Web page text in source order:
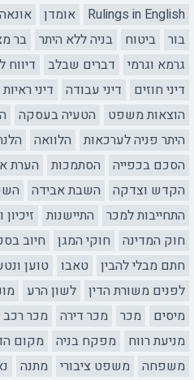
Rulings in English אומדן אונאה
בור
ביטוח בניה ללא היתר בר
גרמא וגרמי
דברים שבלב דיווח
דיני חוזים
דיני עבודה דיני ראיות
הוצאות משפט
הטעיה בעסקה
היתר פניה לערכאות
הלוואה
הסכם בכפייה
הסתמכות הערת
הקדש וצדקה
השבת אבידה
התחייבות למכר
התיישנות זיכיון
חוק המדינה
חוקי המגן
חיוב
חתם מבלי להבין
טאבו טוען
לפנים משורת הדין
לשון הרע
מיסים
מכר מכר דירה מכר רכב
מניעת רווח
מפקח בניה מקום
משפחה
משפט ציבורי מתנה